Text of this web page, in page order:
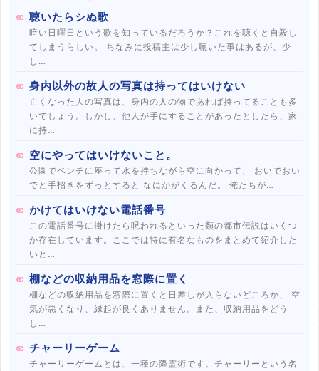
聴いたらシぬ歌
暗い日曜日という歌を知っているだろうか？これを聴くと自殺し
てしまうらしい。 ちなみに投稿主は少し聴いた事はあるが、少
し…
身内以外の故人の写真は持ってはいけない
亡くなった人の写真は、身内の人の物であれば持ってることも多
いでしょう。しかし、他人が手にすることがあったとしたら、家
に持…
空にやってはいけないこと。
公園でベンチに座って水を持ちながら空に向かって、 おいでおい
でと手招きをずっとすると なにかがくるんだ。 俺たちが…
かけてはいけない電話番号
この電話番号に掛けたら呪われるといった類の都市伝説はいくつ
か存在しています。ここでは特に有名なものをまとめて紹介した
いと…
棚などの収納用品を窓際に置く
棚などの収納用品を窓際に置くと日差しが入らないどころか、 空
気が悪くなり、縁起が良くありません。また、収納用品をどう
し…
チャーリーゲーム
チャーリーゲームとは、一種の降霊術です。チャーリーという名